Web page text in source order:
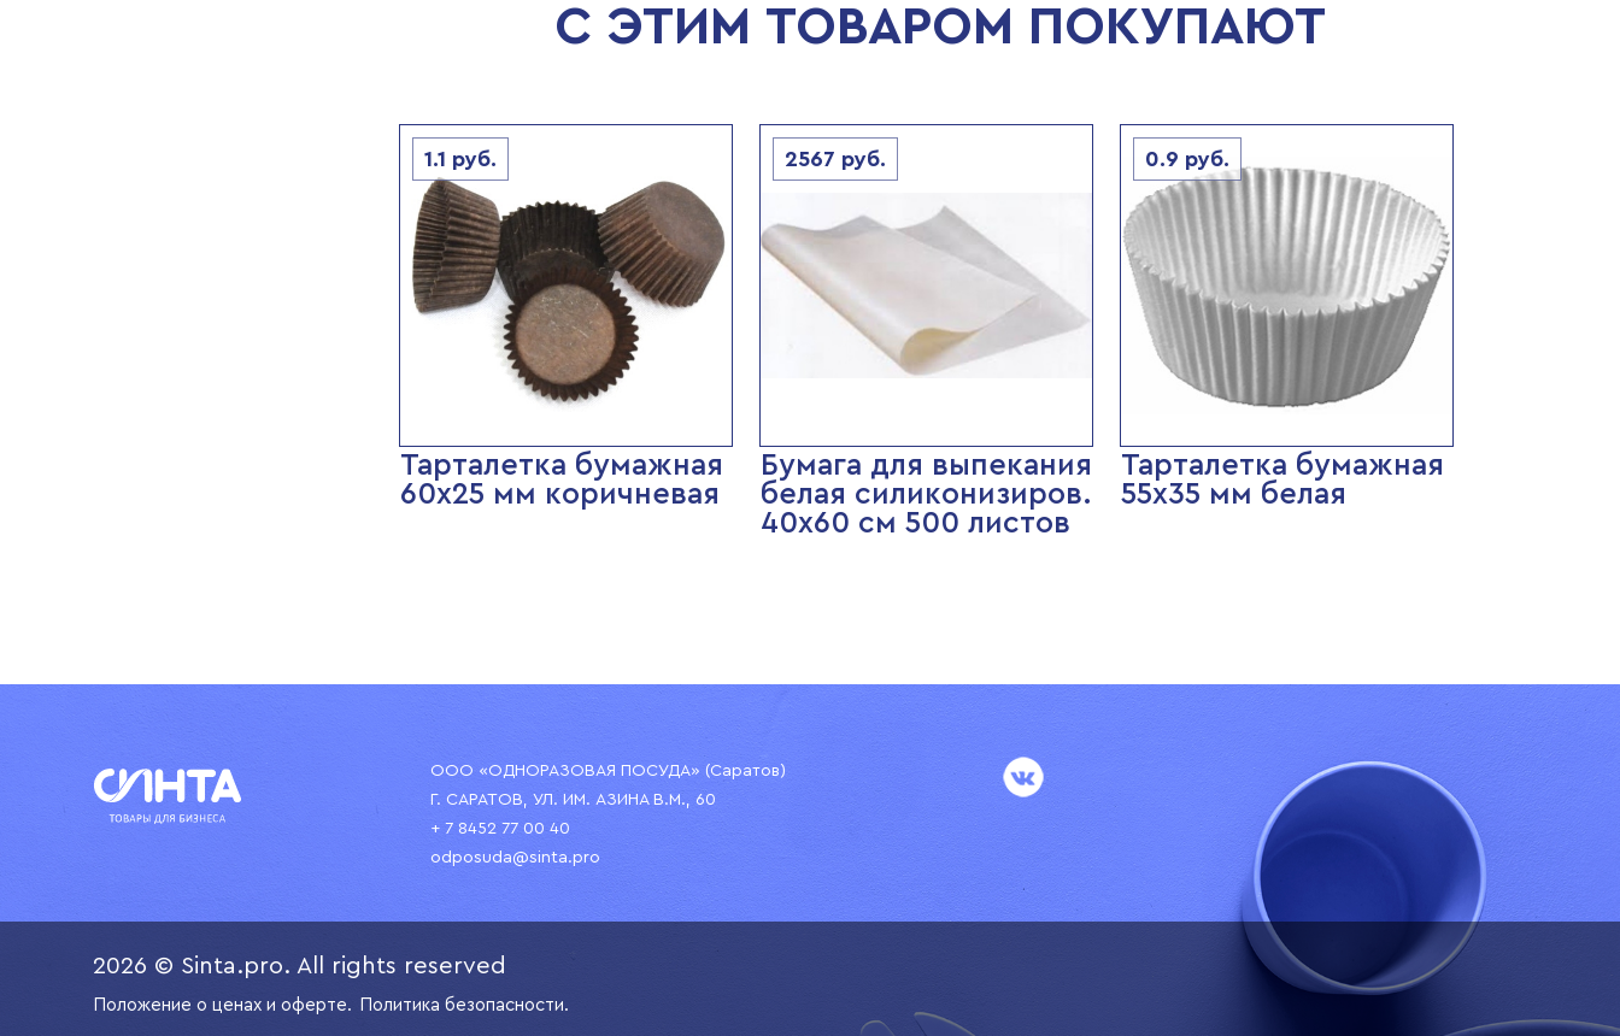
С ЭТИМ ТОВАРОМ ПОКУПАЮТ
1.1 руб.
Тарталетка бумажная
60х25 мм коричневая
2567 руб.
Бумага для выпекания
белая силиконизиров.
40х60 см 500 листов
0.9 руб.
Тарталетка бумажная
55х35 мм белая
ООО «ОДНОРАЗОВАЯ ПОСУДА» (Саратов)
Г. САРАТОВ, УЛ. ИМ. АЗИНА В.М., 60
+ 7 8452 77 00 40
odposuda@sinta.pro
2026 © Sinta.pro. All rights reserved
Положение о ценах и оферте. Политика безопасности.